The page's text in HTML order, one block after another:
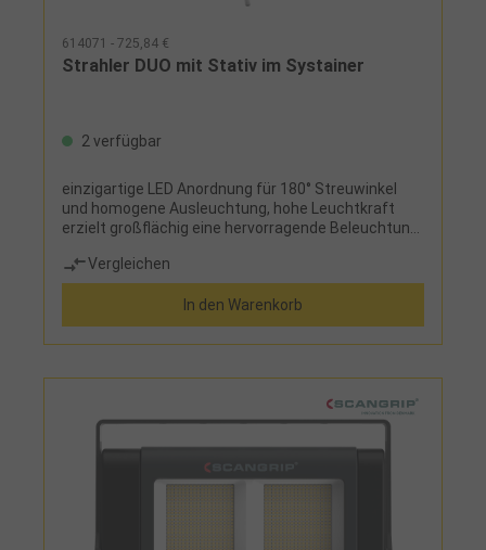
614071 - 725,84 €
Strahler DUO mit Stativ im Systainer
2 verfügbar
einzigartige LED Anordnung für 180° Streuwinkel
und homogene Ausleuchtung, hohe Leuchtkraft
erzielt großflächig eine hervorragende Beleuchtung,
EckenLieferumfang:Strahler mit Stativ
Vergleichen
In den Warenkorb